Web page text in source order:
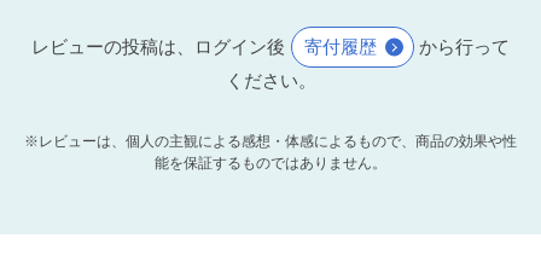
レビューの投稿は、ログイン後 寄付履歴
から行って
ください。
※レビューは、個人の主観による感想・体感によるもので、商品の効果や性
能を保証するものではありません。